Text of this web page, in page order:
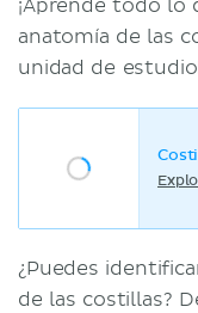
¡Aprende todo lo
anatomía de las
unidad de
¿Puedes
de las costillas?